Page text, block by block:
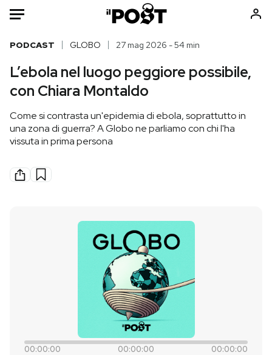
Auto
HOME
Mondo
Politica
Internet
Libri
Altrecose
Mondiali calcio 2026
NEWSLETTER
PODCAST GLOBO 27 mag 2026 - 54 min
L’ebola nel luogo peggiore possibile,
con Chiara Montaldo
Come si contrasta un'epidemia di ebola, soprattutto in
una zona di guerra? A Globo ne parliamo con chi l'ha
vissuta in prima persona
00:00:00 00:00:00 00:00:00